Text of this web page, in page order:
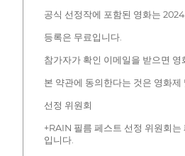
공식 선정작에 포함된 영화는
등록은 무료입니다.
참가자가 확인 이메일을 받으면
본 약관에 동의한다는 것은 영화
선정 위원회
+RAIN 필름 페스트 선정 위원회
입니다.